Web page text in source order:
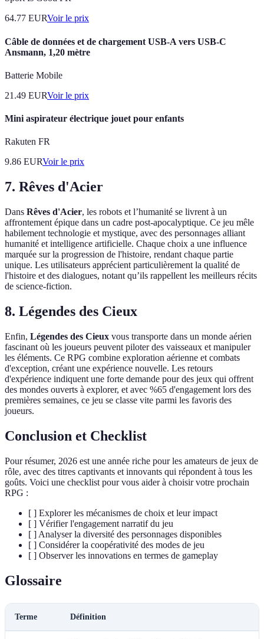
64.77 EURVoir le prix
Câble de données et de chargement USB-A vers USB-C
Ansmann, 1,20 mètre
Batterie Mobile
21.49 EURVoir le prix
Mini aspirateur électrique jouet pour enfants
Rakuten FR
9.86 EURVoir le prix
7. Rêves d'Acier
Dans Rêves d'Acier, les robots et l’humanité se livrent à un
affrontement épique dans un cadre post-apocalyptique. Ce jeu mêle
habilement technologie et mystique, avec des personnages alliant
humanité et intelligence artificielle. Chaque choix a une influence
marquée sur la progression de l'histoire, rendant chaque partie
unique. Les utilisateurs apprécient particulièrement la qualité de
l'histoire et des dialogues, notant qu’ils rappellent les meilleurs récits
de science-fiction.
8. Légendes des Cieux
Enfin, Légendes des Cieux vous transporte dans un monde aérien
fascinant où les joueurs peuvent piloter des vaisseaux et manipuler
les éléments. Ce RPG combine exploration aérienne et combats
d'exception, créant une expérience nouvelle. Les retours
d'expérience indiquent une forte demande pour des jeux qui offrent
des mondes ouverts à explorer, et avec %65 d'engagement lors des
premières semaines, ce jeu se classe vite parmi les favoris des
joueurs.
Conclusion et Checklist
Pour résumer, 2026 est une année riche pour les amateurs de jeux de
rôle, avec des titres captivants et innovants qui répondent à tous les
goûts. Voici une checklist pour vous aider à choisir votre prochain
RPG :
[ ] Explorer les mécanismes de choix et leur impact
[ ] Vérifier l'engagement narratif du jeu
[ ] Analyser la diversité des personnages disponibles
[ ] Considérer la coopérativité des modes de jeu
[ ] Observer les innovations en termes de gameplay
Glossaire
Terme Définition